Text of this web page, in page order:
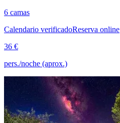
6 camas
Calendario verificadoReserva online
36 €
pers./noche (aprox.)